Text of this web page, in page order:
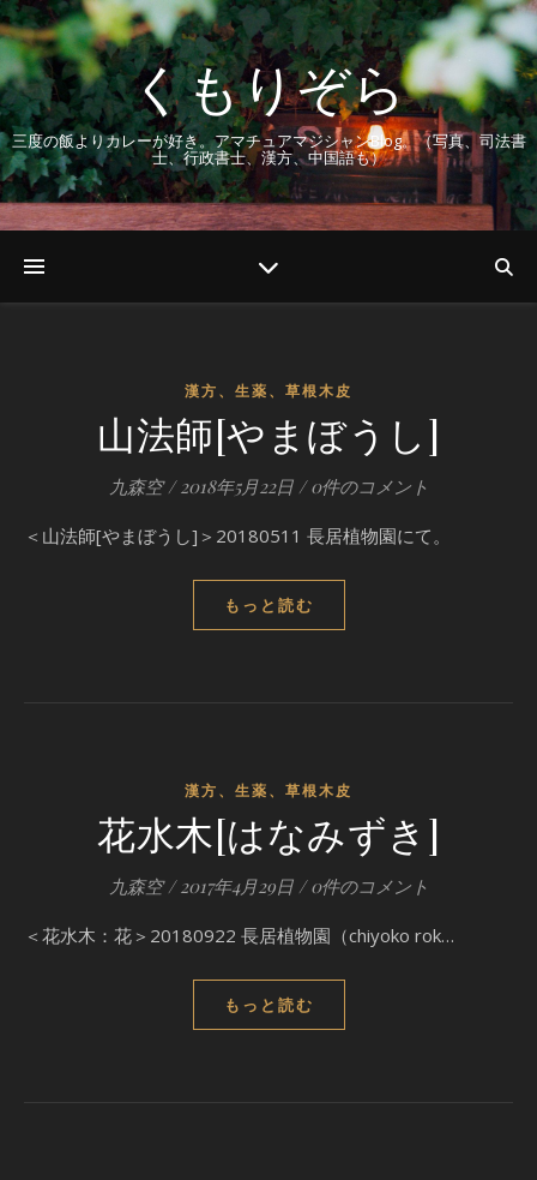
くもりぞら
三度の飯よりカレーが好き。アマチュアマジシャンBlog。（写真、司法書
士、行政書士、漢方、中国語も）
漢方、生薬、草根木皮
山法師[やまぼうし]
九森空 / 2018年5月22日 / 0件のコメント
＜山法師[やまぼうし]＞20180511 長居植物園にて。
もっと読む
漢方、生薬、草根木皮
花水木[はなみずき]
九森空 / 2017年4月29日 / 0件のコメント
＜花水木：花＞20180922 長居植物園（chiyoko rok…
もっと読む